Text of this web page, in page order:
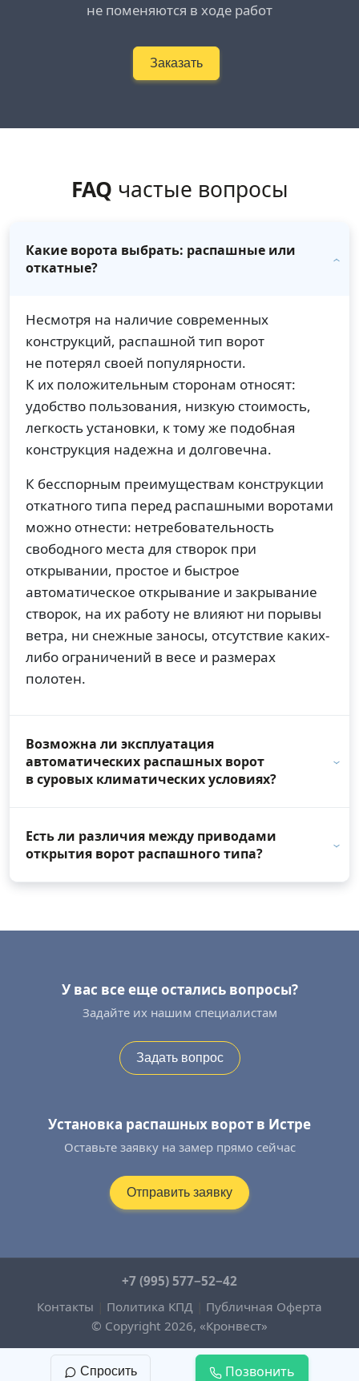
не поменяются в ходе работ
Заказать
FAQ частые вопросы
Какие ворота выбрать: распашные или
откатные?
Несмотря на наличие современных
конструкций, распашной тип ворот
не потерял своей популярности.
К их положительным сторонам относят:
удобство пользования, низкую стоимость,
легкость установки, к тому же подобная
конструкция надежна и долговечна.
К бесспорным преимуществам конструкции
откатного типа перед распашными воротами
можно отнести: нетребовательность
свободного места для створок при
открывании, простое и быстрое
автоматическое открывание и закрывание
створок, на их работу не влияют ни порывы
ветра, ни снежные заносы, отсутствие каких-
либо ограничений в весе и размерах
полотен.
Возможна ли эксплуатация
автоматических распашных ворот
в суровых климатических условиях?
Есть ли различия между приводами
открытия ворот распашного типа?
У вас все еще остались вопросы?
Задайте их нашим специалистам
Задать вопрос
Установка распашных ворот в Истре
Оставьте заявку на замер прямо сейчас
Отправить заявку
© Copyright 2026, «Кронвест»
+7 (995) 577−52−42
Контакты
Политика КПД Публичная Оферта
Спросить Позвонить